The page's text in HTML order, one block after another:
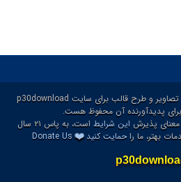
۱۳۸۳-۱۴۰۵ © حقوق متون فارسی، تصاویر و طرح قالب برای سایت p30download
پدیدآورنده آن محفوظ هست.
معنای پذیرش این شرایط
است، به پاس ۲۱ سال
بهتر، ما راحمایت کنید❤️
Donate Us